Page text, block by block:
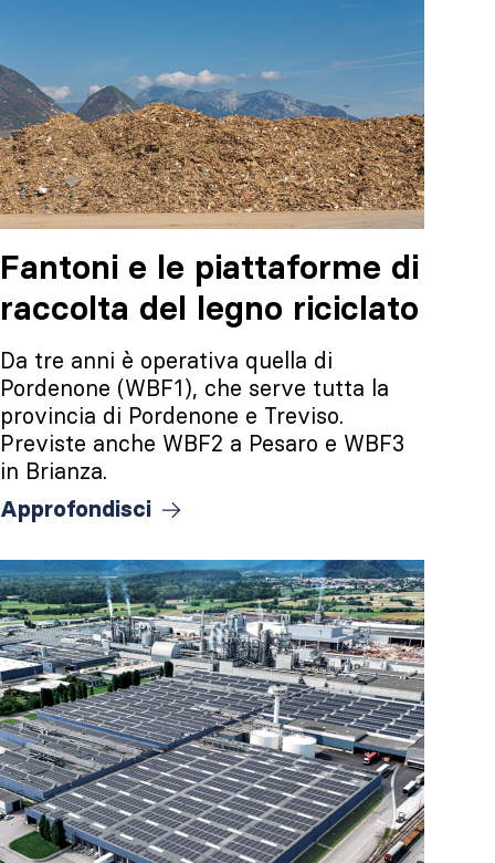
Fantoni e le piattaforme di
raccolta del legno riciclato
Da tre anni è operativa quella di
Pordenone (WBF1), che serve tutta la
provincia di Pordenone e Treviso.
Previste anche WBF2 a Pesaro e WBF3
in Brianza.
Approfondisci